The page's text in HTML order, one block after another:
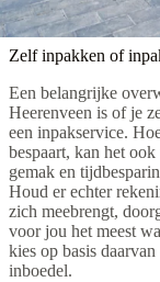
Zelf inpakken of
Een belangrijke
Heerenveen is of je
een inpakservice.
bespaart, kan het
gemak en
Houd er echter
zich meebrengt,
voor jou het meest
kies op basis
inboedel.